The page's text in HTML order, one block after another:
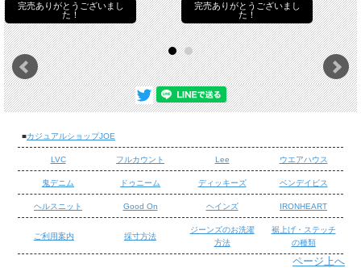
完売ありがとうございまし
た！
完売ありがとうございまし
た！
■カジュアルショップJOE
LVC フルカウント Lee ウエアハウス
鬼デニム ドゥニーム ディッキーズ ベンデイビス
ヘルスニット Good On ヘインズ IRONHEART
ご利用案内 採寸方法
ジーンズのお洗濯
方法
裾上げ・ステッチ
の種類
ページ上へ